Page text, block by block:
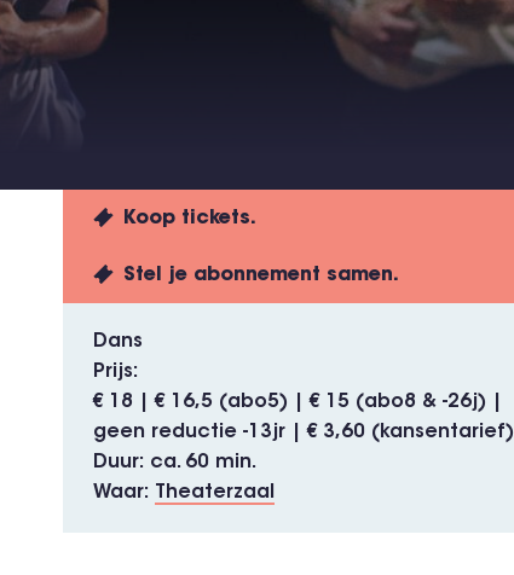
Koop tickets.
Stel je abonnement samen.
Dans
Prijs
€ 18 | € 16,5 (abo5) | € 15 (abo8 & -26j) |
geen reductie -13jr | € 3,60 (kansentarief)
Duur
ca. 60 min.
Waar
Theaterzaal